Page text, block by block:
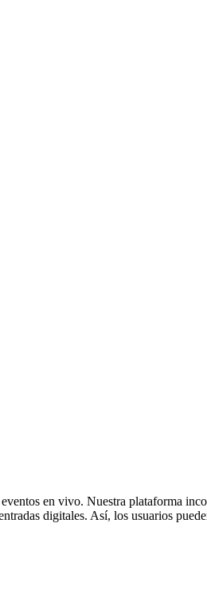
en vivo. Nuestra plataforma
digitales. Así, los usuarios